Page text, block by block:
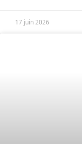
17 juin 2026